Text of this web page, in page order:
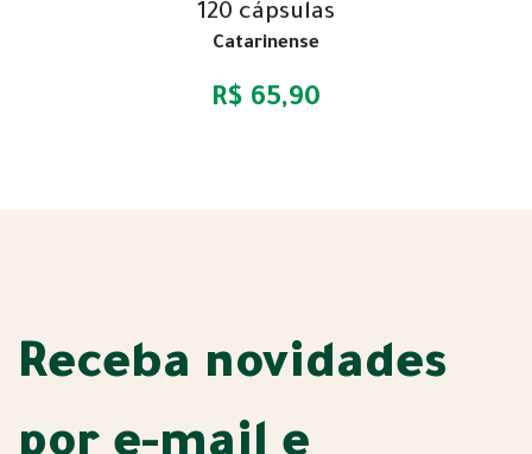
120 cápsulas
Catarinense
R$ 65,90
Receba novidades